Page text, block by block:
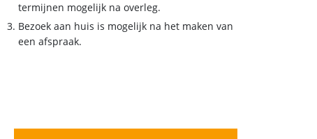
termijnen mogelijk na overleg.
Bezoek aan huis is mogelijk na het maken van
een afspraak.